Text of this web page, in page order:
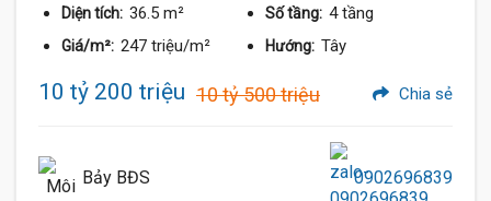
Diện tích: 36.5 m² Số tầng: 4 tầng
Giá/m²: 247 triệu/m² Hướng: Tây
10 tỷ 200 triệu 10 tỷ 500 triệu Chia sẻ
Bảy BĐS 0902696839